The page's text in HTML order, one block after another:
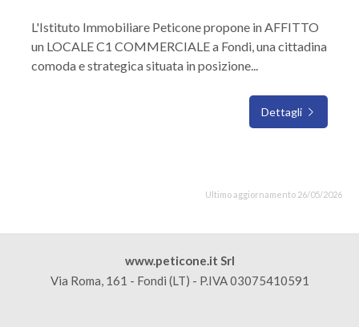
L'Istituto Immobiliare Peticone propone in AFFITTO
un LOCALE C1 COMMERCIALE a Fondi, una cittadina
comoda e strategica situata in posizione...
Dettagli
Ultimo aggiornamento 26/05/2026
www.peticone.it Srl
Via Roma, 161 - Fondi (LT) - P.IVA 03075410591